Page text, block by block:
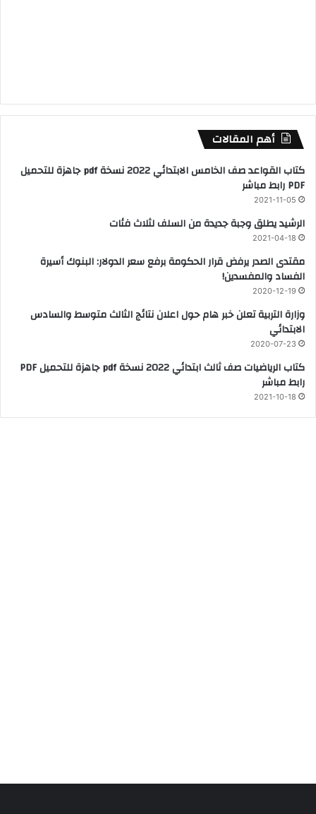
أهم المقالات
كتاب القواعد صف الخامس الابتدائي 2022 نسخة pdf جاهزة للتحميل
PDF رابط مباشر
2021-11-05
الرشيد يطلق وجبة جديدة من السلف لثلاث فئات
2021-04-18
مقتدى الصدر يرفض قرار الحكومة برفع سعر الدولار: البنوك أسيرة
الفساد والمفسدين!
2020-12-19
وزارة التربية تعلن خبر هام حول اعلان نتائج الثالث متوسط والسادس
الابتدائي
2020-07-23
كتاب الرياضيات صف ثالث ابتدائي 2022 نسخة pdf جاهزة للتحميل PDF
رابط مباشر
2021-10-18